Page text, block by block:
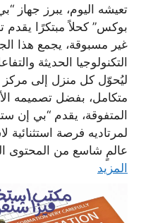
تعيشه اليوم، يبرز جهاز
بوكس” كحلاً مبتكرًا يقدم
غير مسبوقة، يجمع هذا
التكنولوجيا الحديثة
ليُحوّل كل منزل إلى مركز
متكامل، بفضل تصميمه
المتفوقة، يقدم “بي إن
لمرتاديه فرصة استثنائية
عالمٍ شاسع من المحتوى
المزيد